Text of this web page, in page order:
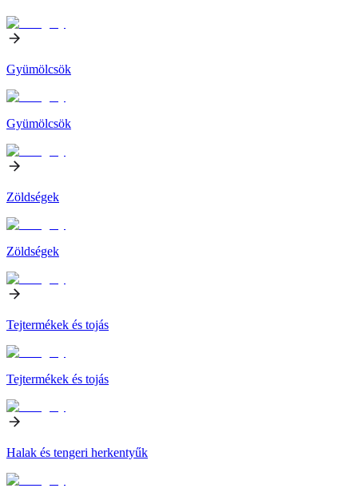
Gyümölcsök
Gyümölcsök
Zöldségek
Zöldségek
Tejtermékek és tojás
Tejtermékek és tojás
Halak és tengeri herkentyűk